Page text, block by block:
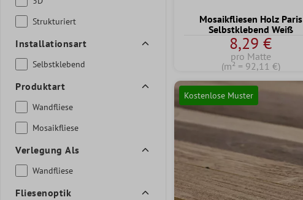
Strukturiert
Installationsart
Selbstklebend
Produktart
Wandfliese
Mosaikfliese
Verlegung Als
Wandfliese
Fliesenoptik
Mosaikfliesen Holz Paris
Selbstklebend Weiß
8,29 €
pro Matte
(m² = 92,11 €)
Kostenlose Muster